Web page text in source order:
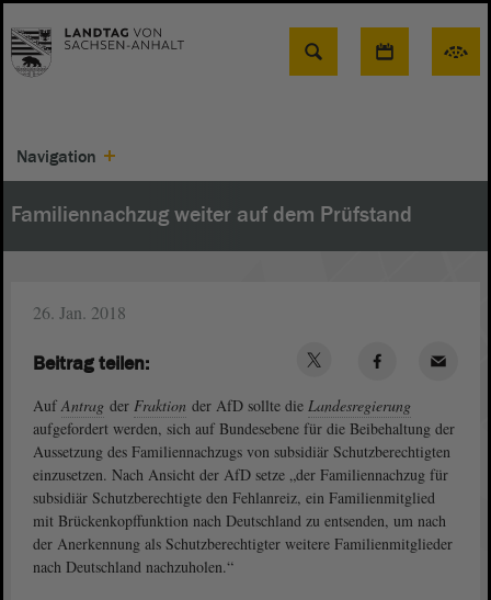
Suche
Navigation
Familiennachzug weiter auf dem Prüfstand
26. Jan. 2018
AufAntrag der Fraktion der AfD sollte die Landesregierung
aufgefordert werden, sich auf Bundesebene für die Beibehaltung der
Aussetzung des Familiennachzugs von subsidiär Schutzberechtigten
einzusetzen. Nach Ansicht der AfD setze „der Familiennachzug für
subsidiär Schutzberechtigte den Fehlanreiz, ein Familienmitglied
mit Brückenkopffunktion nach Deutschland zu entsenden, um nach
der Anerkennung als Schutzberechtigter weitere Familienmitglieder
nach Deutschland nachzuholen.“
Beitrag teilen: